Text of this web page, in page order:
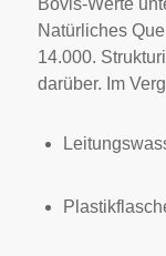
Natürliches
14.000.
darüber. Im